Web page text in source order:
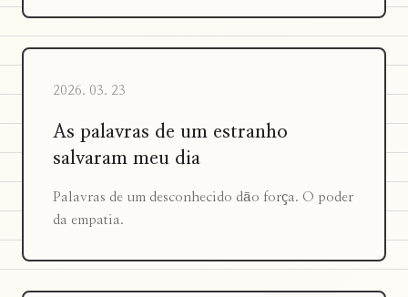
2026. 03. 23
As palavras de um estranho
salvaram meu dia
Palavras de um desconhecido dão força. O poder
da empatia.